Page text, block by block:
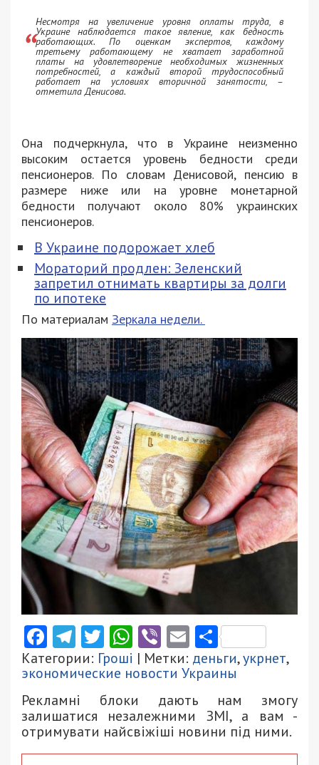
Несмотря на увеличение уровня оплаты труда, в
Украине наблюдается такое явление, как бедность
работающих. По оценкам экспертов, каждому
третьему работающему не хватает заработной
платы на удовлетворение необходимых жизненных
потребностей, а каждый второй трудоспособный
работает на условиях вторичной занятости, –
отметила Денисова.
Она подчеркнула, что в Украине неизменно
высоким остается уровень бедности среди
пенсионеров. По словам Денисовой, пенсию в
размере ниже или на уровне монетарной
бедности получают около 80% украинских
пенсионеров.
В Украине подорожает хлеб
Мораторий продлен: Зеленский
запретил отнимать квартиры за долги
по ипотеке
По материалам Зеркала недели.
Facebook
Telegram
Twitter
WhatsApp
ViberEmail
Категории: Гроші | Метки: деньги,укрнет,
экономические новости Украины
Рекламні блоки дають нам змогу
залишатися незалежними ЗМІ, а вам -
отримувати найсвіжіші новини під ними.